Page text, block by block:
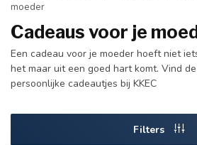
moeder
Cadeaus voor je
Een cadeau voor je moeder hoeft niet
het maar uit een goed hart komt. Vind
persoonlijke cadeautjes bij KKEC
Filters